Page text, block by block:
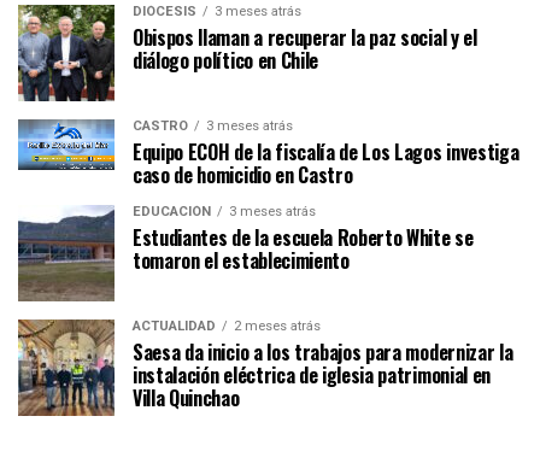
DIÓCESIS 3 meses atrás
Obispos llaman a recuperar la paz social y el
diálogo político en Chile
CASTRO 3 meses atrás
Equipo ECOH de la fiscalía de Los Lagos investiga
caso de homicidio en Castro
EDUCACIÓN 3 meses atrás
Estudiantes de la escuela Roberto White se
tomaron el establecimiento
ACTUALIDAD 2 meses atrás
Saesa da inicio a los trabajos para modernizar la
instalación eléctrica de iglesia patrimonial en
Villa Quinchao